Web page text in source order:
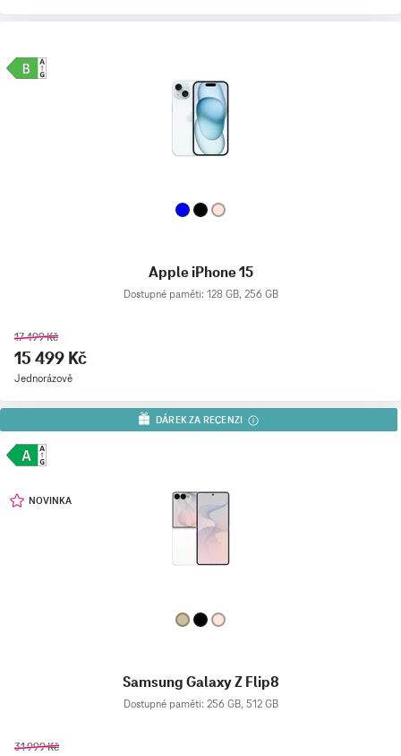
Apple iPhone 15
Dostupné paměti: 128 GB, 256 GB
17 499 Kč
15 499 Kč
Jednorázově
DÁREK ZA RECENZI
NOVINKA
Samsung Galaxy Z Flip8
Dostupné paměti: 256 GB, 512 GB
31 999 Kč